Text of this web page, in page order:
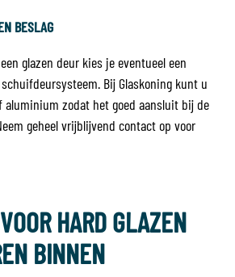
BESLAG
glazen deur kies je eventueel een
Bij Glaskoning kunt u
aluminium zodat het goed aansluit bij de
geheel vrijblijvend contact op voor
HARD GLAZEN
BINNEN